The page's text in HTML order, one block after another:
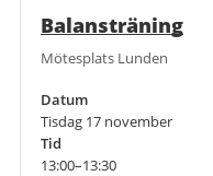
Balansträning
Mötesplats Lunden
Datum
Tisdag 17 november
Tid
13:00–13:30